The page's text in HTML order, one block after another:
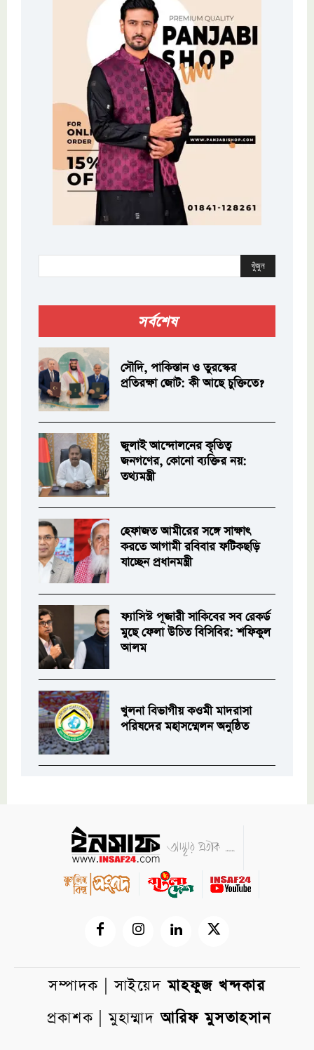
খুঁজুন
সর্বশেষ
সৌদি, পাকিস্তান ও তুরস্কের
প্রতিরক্ষা জোট: কী আছে চুক্তিতে?
জুলাই আন্দোলনের কৃতিত্ব
জনগণের, কোনো ব্যক্তির নয়:
তথ্যমন্ত্রী
হেফাজত আমীরের সঙ্গে সাক্ষাৎ
করতে আগামী রবিবার ফটিকছড়ি
যাচ্ছেন প্রধানমন্ত্রী
ফ্যাসিস্ট পূজারী সাকিবের সব রেকর্ড
মুছে ফেলা উচিত বিসিবির: শফিকুল
আলম
খুলনা বিভাগীয় কওমী মাদরাসা
পরিষদের মহাসম্মেলন অনুষ্ঠিত
সম্পাদক | সাইয়েদমাহফুজ খন্দকার
প্রকাশক | মুহাম্মাদআরিফ মুসতাহসান